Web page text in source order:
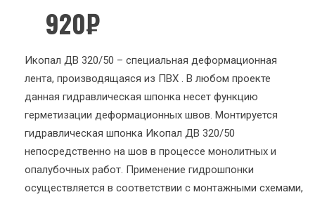
920₽
Икопал ДВ 320/50 – специальная деформационная
лента, производящаяся из ПВХ . В любом проекте
данная гидравлическая шпонка несет функцию
герметизации деформационных швов. Монтируется
гидравлическая шпонка Икопал ДВ 320/50
непосредственно на шов в процессе монолитных и
опалубочных работ. Применение гидрошпонки
осуществляется в соответствии с монтажными схемами,